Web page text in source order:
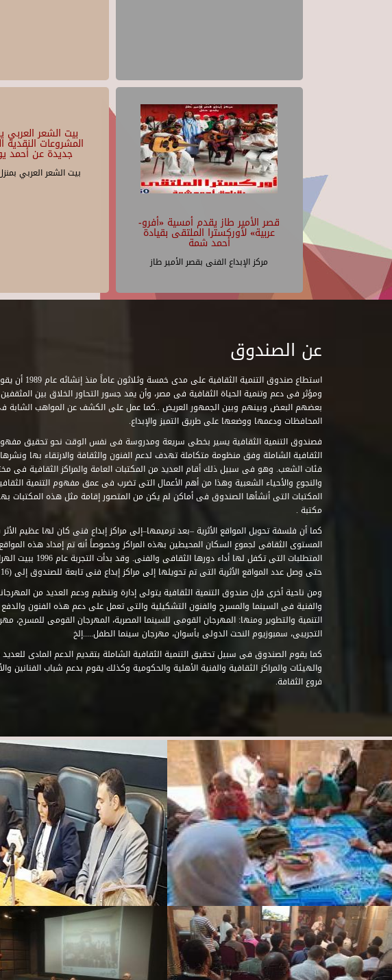
بيت الشعر العربي
المشروعات النقدية
جديدة عن أحمد
بيت الشعر العربي
قصر الأمير طاز يقدم أمسية «أفرو-
عربية» لأوركسترا الملتقى بقيادة
أحمد شمة
مركز الإبداع الفنى بقصر الأمير طاز
عن الصندوق
استطاع صندوق التنمية
ومؤثر فى دعم وتنمية الحياة الثقافية فى مصر، وأن يمد جسور التحاور الخلاق بين المثقفين
بعضهم البعض وبينهم وبين الجمهور العريض ..كما عمل على الكشف عن المواهب الشابة
المحافظات ودعمها ووضعها على طريق التميز والإبداع.
فصندوق التنمية الثقافية يسير بخطى سريعة ومدروسة فى نفس الوقت نحو تحقيق
الثقافية الشاملة وفق منظومة متكاملة تهدف لدعم الفنون والثقافة والارتقاء بها
فئات الشعب. وهو فى سبيل ذلك أقام العديد من المكتبات العامة والمراكز الثقافية فى
والنجوع والأحياء الشعبية وهذا من أهم الأعمال التى تضرب فى عمق مفهوم التنمية
مكتبة .
كما أن فلسفة تحويل المواقع الأثرية –بعد ترميمها–إلى مراكز إبداع فنى كان لها عظيم
المستوى الثقافى لجموع السكان المحيطين بهذه المراكز وخصوصاً أنه تم إمداد هذه
المتطلبات التى تكفل لها أداء دورها
حتى وصل عدد المواقع الأثرية التى تم تحويلها إلى مراكز إبداع فنى تابعة للصندوق إلى (16 ) مركزاً .. .
ومن ناحية أخرى فإن صندوق التنمية الثقافية يتولى إدارة وتنظيم ودعم العديد من
والفنية فى السينما والمسرح والفنون التشكيلية والتى تعمل على دعم هذه الفنون
التنمية والتطوير ومنها: المهرجان القومى للسينما المصرية، المهرجان القومى للمسرح،
التجريبى، سمبوزيوم النحت الدولى بأسوان، مهرجان سينما الطفل.....إلخ
كما يقوم الصندوق فى سبيل تحقيق التنمية الثقافية الشاملة بتقديم الدعم المادى
والهيئات والمراكز الثقافية والفنية الأهلية والحكومية وكذلك يقوم بدعم شباب الفنانين
فروع الثقافة.